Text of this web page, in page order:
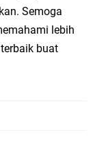
Semoga
lebih
buat